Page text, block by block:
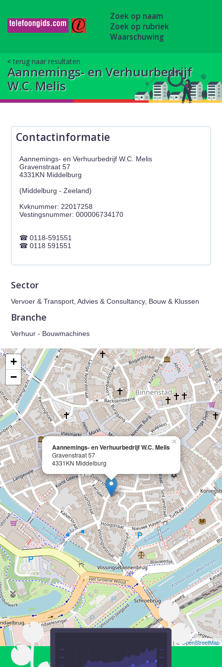
Zoek op naam
Zoek op rubriek
Waarschuwing
terug naar resultaten
Aannemings- en Verhuurbedrijf
W.C. Melis
Contactinformatie
Aannemings- en Verhuurbedrijf W.C. Melis
Gravenstraat 57
4331KN Middelburg
(Middelburg - Zeeland)
Kvknummer: 22017258
0118-591551
0118 591551
Sector
Vervoer & Transport, Advies & Consultancy, Bouw & Klussen
Branche
Verhuur - Bouwmachines
Aannemings- en Verhuurbedrijf W.C. Melis
Gravenstraat 57
4331KN Middelburg
×
+
−
| © OpenStreetMap